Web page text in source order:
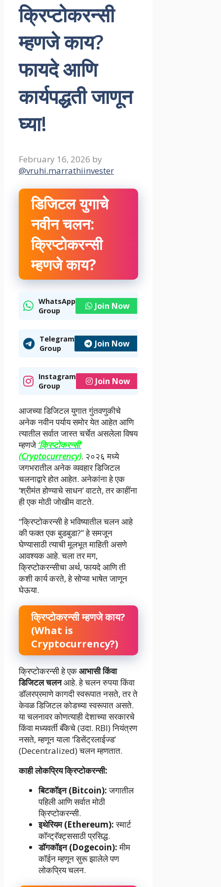
क्रिप्टोकरन्सी
म्हणजे काय?
फायदे आणि
कार्यपद्धती जाणून
घ्या!
February 16, 2026 by
@vruhi.marrathiinvester
डिजिटल युगाचे
नवीन चलन:
क्रिप्टोकरन्सी
म्हणजे काय?
WhatsApp
Group
Join Now
Telegram
Group
Join Now
Instagram
Group
Join Now
आजच्या डिजिटल युगात गुंतवणुकीचे
अनेक नवीन पर्याय समोर येत आहेत आणि
त्यातील सर्वात जास्त चर्चेत असलेला विषय
म्हणजे ‘क्रिप्टोकरन्सी’
(Cryptocurrency). २०२६ मध्ये
जगभरातील अनेक व्यवहार डिजिटल
चलनाद्वारे होत आहेत. अनेकांना हे एक
‘श्रीमंत होण्याचे साधन’ वाटते, तर काहींना
ही एक मोठी जोखीम वाटते.
“क्रिप्टोकरन्सी हे भविष्यातील चलन आहे
की फक्त एक बुडबुडा?” हे समजून
घेण्यासाठी त्याची मूलभूत माहिती असणे
आवश्यक आहे. चला तर मग,
क्रिप्टोकरन्सीचा अर्थ, फायदे आणि ती
कशी कार्य करते, हे सोप्या भाषेत जाणून
घेऊया.
क्रिप्टोकरन्सी म्हणजे काय?
(What is
Cryptocurrency?)
क्रिप्टोकरन्सी हे एकआभासी किंवा
डिजिटल चलनआहे. हे चलन रुपया किंवा
डॉलरप्रमाणे कागदी स्वरूपात नसते, तर ते
केवळ डिजिटल कोडच्या स्वरूपात असते.
या चलनावर कोणत्याही देशाच्या सरकारचे
किंवा मध्यवर्ती बँकेचे (उदा. RBI) नियंत्रण
नसते, म्हणून याला ‘डिसेंट्रलाईज्ड’
(Decentralized) चलन म्हणतात.
काही लोकप्रिय क्रिप्टोकरन्सी:
बिटकॉइन (Bitcoin):जगातील
पहिली आणि सर्वात मोठी
क्रिप्टोकरन्सी.
इथेरियम (Ethereum):स्मार्ट
कॉन्ट्रॅक्ट्ससाठी प्रसिद्ध.
डॉगकॉइन (Dogecoin):मीम
कॉईन म्हणून सुरू झालेले पण
लोकप्रिय चलन.